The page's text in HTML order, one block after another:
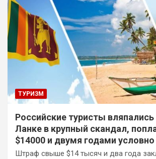
ТУРИЗМ
Российские туристы
Ланке в крупный скандал,
$14000 и двумя годами условно
Штраф свыше $14 тысяч и два года